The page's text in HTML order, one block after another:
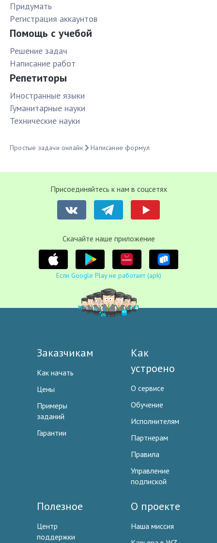
Придумать
Pегистрация аккаунтов
Помощь с учебой
Решение задач
Написание работ
Репетиторы
Иностранные языки
Гуманитарные науки
Технические науки
Простые задачи онлайн Написание формул
Присоединяйтесь к нам в соцсетях
Cкачайте наше приложение
Если Google Play не работает (apk)
Заказчикам
Как начать
Цены
Примеры
заданий
Гарантии
Как
устроено
О сервисе
Обучение
Исполнителям
Партнерам
Правила
Управление
подпиской
Полезное
Центр
поддержки
О проекте
Наша миссия